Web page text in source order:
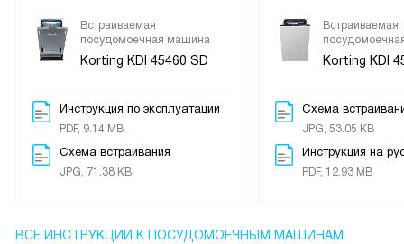
Встраиваемая
посудомоечная машина
Korting KDI 45460 SD
Инструкция по эксплуатации
PDF, 9.14 MB
Схема встраивания
JPG, 71.38 KB
Встраиваемая
Korting KDI
Схема
JPG, 53.05 KB
Инструкция на
PDF, 12.93 MB
ВСЕ ИНСТРУКЦИИ К ПОСУДОМОЕЧНЫМ МАШИНАМ